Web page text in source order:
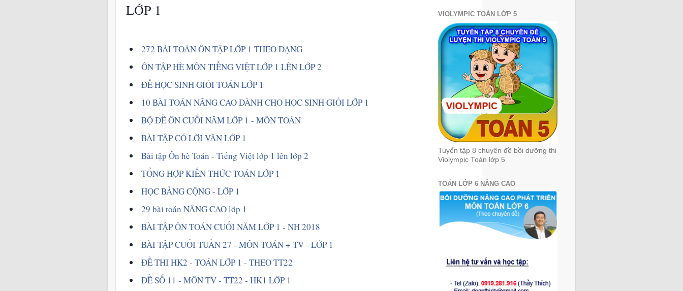
LỚP 1
272 BÀI TOÁN ÔN TẬP LỚP 1 THEO DẠNG
ÔN TẬP HÈ MÔN TIẾNG VIỆT LỚP 1 LÊN LỚP 2
ĐỀ HỌC SINH GIỎI TOÁN LỚP 1
10 BÀI TOÁN NÂNG CAO DÀNH CHO HỌC SINH GIỎI LỚP 1
BỘ ĐỀ ÔN CUỐI NĂM LỚP 1 - MÔN TOÁN
BÀI TẬP CÓ LỜI VĂN LỚP 1
Bài tập Ôn hè Toán - Tiếng Việt lớp 1 lên lớp 2
TỔNG HỢP KIẾN THỨC TOÁN LỚP 1
HỌC BẢNG CỘNG - LỚP 1
29 bài toán NÂNG CAO lớp 1
BÀI TẬP ÔN TOÁN CUỐI NĂM LỚP 1 - NH 2018
BÀI TẬP CUỐI TUẦN 27 - MÔN TOÁN + TV - LỚP 1
ĐỀ THI HK2 - TOÁN LỚP 1 - THEO TT22
ĐỀ SỐ 11 - MÔN TV - TT22 - HK1 LỚP 1
VIOLYMPIC TOÁN LỚP 5
Tuyển tập 8 chuyên đề bồi dưỡng thi
Violympic Toán lớp 5
TOÁN LỚP 6 NÂNG CAO